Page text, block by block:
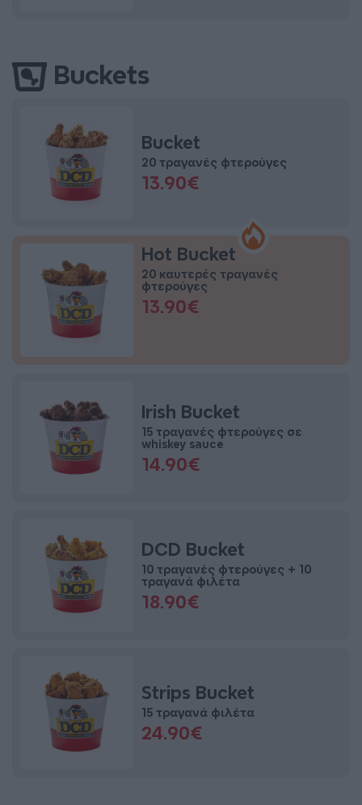
Buckets
Bucket
20 τραγανές φτερούγες
13.90€
Hot Bucket
20 καυτερές τραγανές
φτερούγες
13.90€
Irish Bucket
15 τραγανές φτερούγες σε
whiskey sauce
14.90€
DCD Bucket
10 τραγανές φτερούγες + 10
τραγανά φιλέτα
18.90€
Strips Bucket
15 τραγανά φιλέτα
24.90€